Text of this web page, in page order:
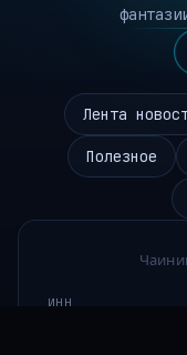
Лента
Полезное
ИНН